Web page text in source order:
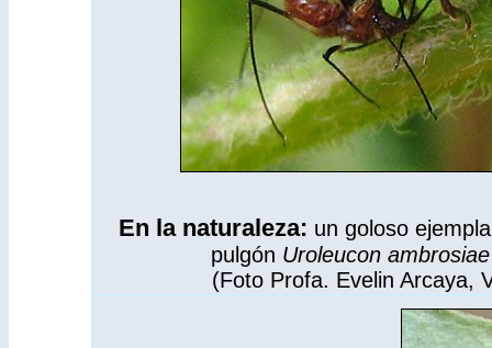
En la naturaleza: un goloso
pulgón Uroleucon
(Foto Profa. Evelin Arcaya,